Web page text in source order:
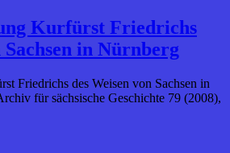
Kurfürst Friedrichs
Sachsen in Nürnberg
Friedrichs des Weisen von Sachsen in
für sächsische Geschichte 79 (2008),